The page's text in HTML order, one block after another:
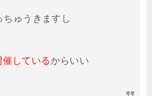
ゅうきますし
しているからいい